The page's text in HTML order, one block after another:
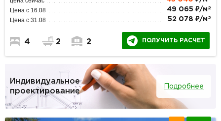
Цена с 16.08 49 065 ₽/м 2
Цена с 31.08 52 078 ₽/м 2
4 2 2 ПОЛУЧИТЬ РАСЧЕТ
Индивидуальное
проектирование
Подробнее